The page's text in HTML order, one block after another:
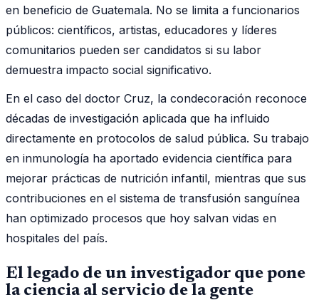
en beneficio de Guatemala. No se limita a funcionarios
públicos: científicos, artistas, educadores y líderes
comunitarios pueden ser candidatos si su labor
demuestra impacto social significativo.
En el caso del doctor Cruz, la condecoración reconoce
décadas de investigación aplicada que ha influido
directamente en protocolos de salud pública. Su trabajo
en inmunología ha aportado evidencia científica para
mejorar prácticas de nutrición infantil, mientras que sus
contribuciones en el sistema de transfusión sanguínea
han optimizado procesos que hoy salvan vidas en
hospitales del país.
El legado de un investigador que pone
la ciencia al servicio de la gente